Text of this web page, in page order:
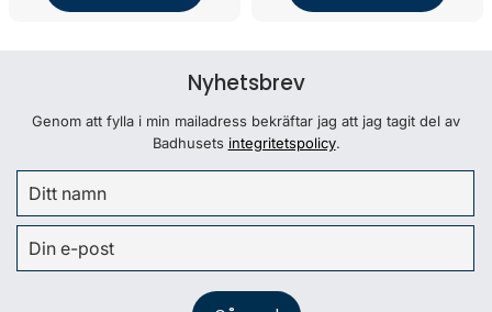
Nyhetsbrev
Genom att fylla i min mailadress bekräftar jag att jag tagit del av
Badhusets integritetspolicy.